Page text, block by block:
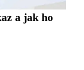
a jak ho